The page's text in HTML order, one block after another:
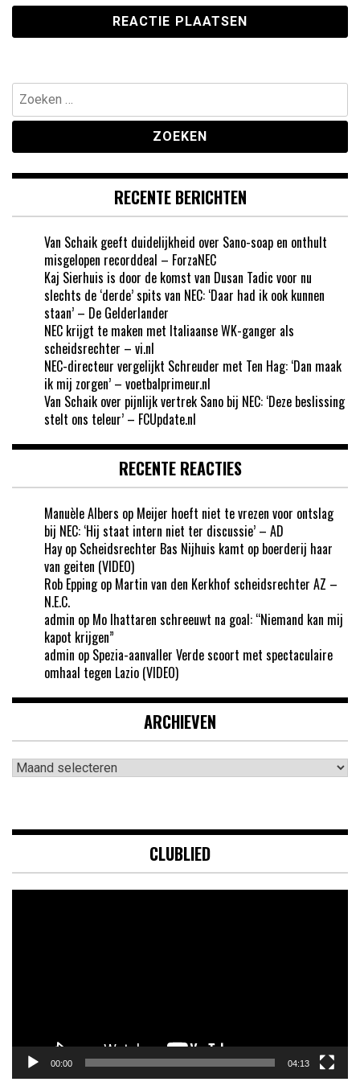
Zoeken
naar:
RECENTE BERICHTEN
Van Schaik geeft duidelijkheid over Sano-soap en onthult
misgelopen recorddeal – ForzaNEC
Kaj Sierhuis is door de komst van Dusan Tadic voor nu
slechts de ‘derde’ spits van NEC: ‘Daar had ik ook kunnen
staan’ – De Gelderlander
NEC krijgt te maken met Italiaanse WK-ganger als
scheidsrechter – vi.nl
NEC-directeur vergelijkt Schreuder met Ten Hag: ‘Dan maak
ik mij zorgen’ – voetbalprimeur.nl
Van Schaik over pijnlijk vertrek Sano bij NEC: ‘Deze beslissing
stelt ons teleur’ – FCUpdate.nl
RECENTE REACTIES
Manuèle Albers op Meijer hoeft niet te vrezen voor ontslag
bij NEC: ‘Hij staat intern niet ter discussie’ – AD
Hay op Scheidsrechter Bas Nijhuis kamt op boerderij haar
van geiten (VIDEO)
Rob Eppingop Martin van den Kerkhof scheidsrechter AZ –
N.E.C.
admin op Mo Ihattaren schreeuwt na goal: “Niemand kan mij
kapot krijgen”
admin op Spezia-aanvaller Verde scoort met spectaculaire
omhaal tegen Lazio (VIDEO)
ARCHIEVEN
Archieven
CLUBLIED
00:00 04:13